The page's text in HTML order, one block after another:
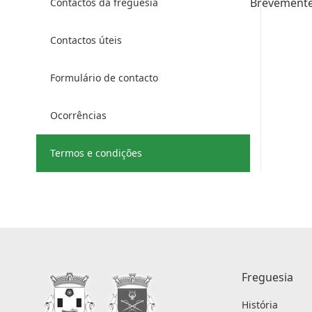
Contactos úteis
Formulário de contacto
Ocorrências
Termos e condições
Freguesia
História